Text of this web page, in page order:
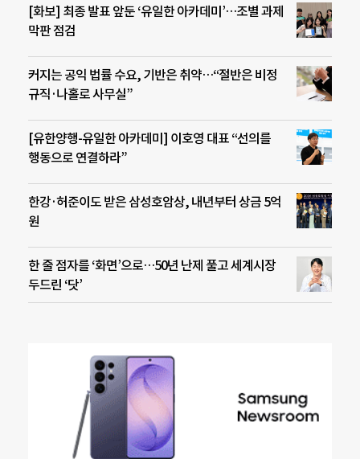
[화보] 최종 발표 앞둔 ‘유일한 아카데미’…조별 과제
막판 점검
커지는 공익 법률 수요, 기반은 취약…“절반은 비정
규직·나홀로 사무실”
[유한양행-유일한 아카데미] 이호영 대표 “선의를
행동으로 연결하라”
한강·허준이도 받은 삼성호암상, 내년부터 상금 5억
원
한 줄 점자를 ‘화면’으로…50년 난제 풀고 세계시장
두드린 ‘닷’